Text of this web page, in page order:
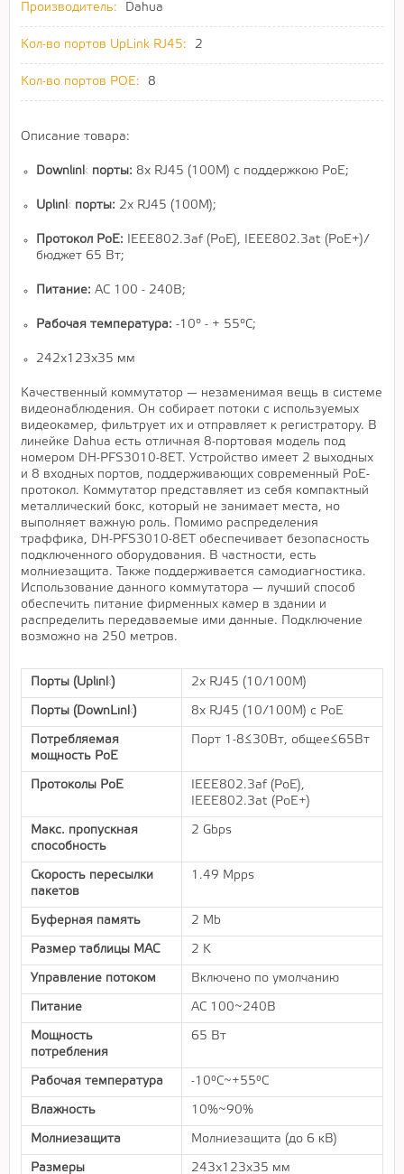
Производитель: Dahua
Кол-во портов UpLink RJ45: 2
Кол-во портов POE: 8
Описание товара:
Downlink порты: 8x RJ45 (100M) с поддержкою PoE;
Uplink порты: 2x RJ45 (100M);
Протокол PoE: IEEE802.3af (PoE), IEEE802.3at (PoE+)/
бюджет 65 Вт;
Питание: AC 100 - 240В;
Рабочая температура: -10º - + 55ºC;
242x123x35 мм
Качественный коммутатор — незаменимая вещь в системе
видеонаблюдения. Он собирает потоки с используемых
видеокамер, фильтрует их и отправляет к регистратору. В
линейке Dahua есть отличная 8-портовая модель под
номером DH-PFS3010-8ET. Устройство имеет 2 выходных
и 8 входных портов, поддерживающих современный PoE-
протокол. Коммутатор представляет из себя компактный
металлический бокс, который не занимает места, но
выполняет важную роль. Помимо распределения
траффика, DH-PFS3010-8ET обеспечивает безопасность
подключенного оборудования. В частности, есть
молниезащита. Также поддерживается самодиагностика.
Использование данного коммутатора — лучший способ
обеспечить питание фирменных камер в здании и
распределить передаваемые ими данные. Подключение
возможно на 250 метров.
Порты (Uplink) 2x RJ45 (10/100M)
Порты (DownLink) 8x RJ45 (10/100M) c PoE
Потребляемая
мощность PoE
Порт 1-8≤30Вт, общее≤65Вт
Протоколы PoE
IEEE802.3af (PoE),
IEEE802.3at (PoE+)
Макс. пропускная
способность
2 Gbps
Скорость пересылки
пакетов
1.49 Mpps
Буферная память 2 Mb
Размер таблицы MAC 2 K
Управление потоком Включено по умолчанию
Питание AC 100~240В
Мощность
потребления
65 Вт
Рабочая температура -10°C~+55°C
Влажность 10%~90%
Молниезащита Молниезащита (до 6 кВ)
Размеры 243х123х35 мм